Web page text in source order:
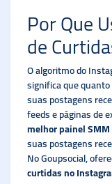
Por Que
de
O algoritmo do
significa que
suas postagens
feeds e páginas de
melhor painel
suas postagens
No Goupsocial,
curtidas no